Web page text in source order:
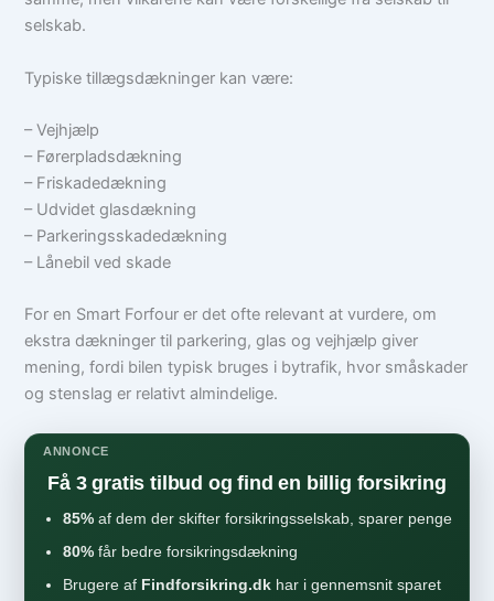
selskab.
Typiske tillægsdækninger kan være:
– Vejhjælp
– Førerpladsdækning
– Friskadedækning
– Udvidet glasdækning
– Parkeringsskadedækning
– Lånebil ved skade
For en Smart Forfour er det ofte relevant at vurdere, om
ekstra dækninger til parkering, glas og vejhjælp giver
mening, fordi bilen typisk bruges i bytrafik, hvor småskader
og stenslag er relativt almindelige.
ANNONCE
Få 3 gratis tilbud og find en billig forsikring
85% af dem der skifter forsikringsselskab, sparer penge
80% får bedre forsikringsdækning
Brugere af Findforsikring.dk har i gennemsnit sparet